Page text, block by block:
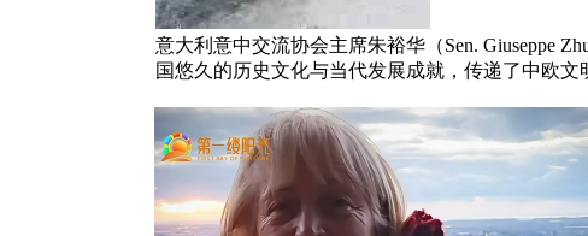
意大利意中交流协会主席朱裕华（Sen. Giuseppe
国悠久的历史文化与当代发展成就，传递了中欧